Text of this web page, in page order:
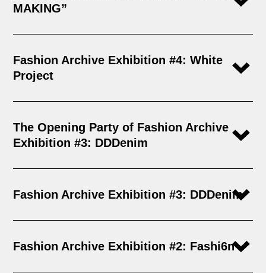
MAKING”
Fashion Archive Exhibition #4: White
Project
The Opening Party of Fashion Archive
Exhibition #3: DDDenim
Fashion Archive Exhibition #3: DDDenim
Fashion Archive Exhibition #2: Fashi6n